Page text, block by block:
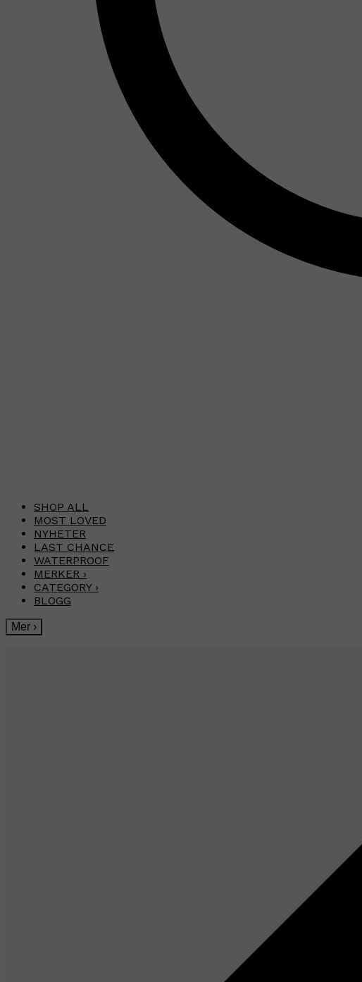
SHOP ALL
MOST LOVED
NYHETER
LAST CHANCE
WATERPROOF
MERKER ›
CATEGORY ›
BLOGG
Mer ›